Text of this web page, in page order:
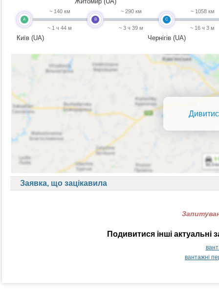
A
Київ (UA)
~ 140 км
~ 1 ч 44 м
B
~ 290 км
~ 3 ч 39 м
C
Чернігів (UA)
~ 1058 км
~ 16 ч 3 м
Заявка, що зацікавила
Подивитися інші
вантажні